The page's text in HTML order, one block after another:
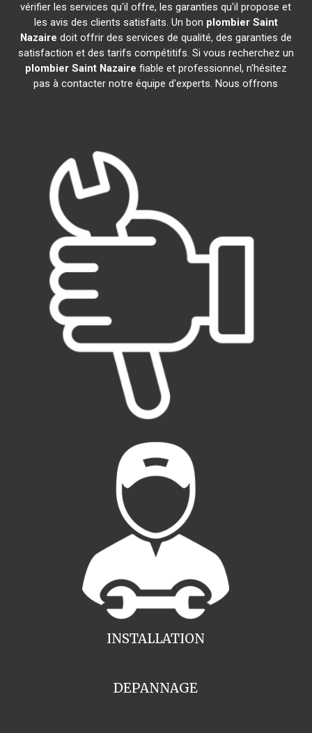
vérifier les services qu'il offre, les garanties qu'il propose et
les avis des clients satisfaits. Un bon plombier Saint
Nazaire doit offrir des services de qualité, des garanties de
satisfaction et des tarifs compétitifs. Si vous recherchez un
plombier Saint Nazaire fiable et professionnel, n'hésitez
pas à contacter notre équipe d'experts. Nous offrons
INSTALLATION
DEPANNAGE